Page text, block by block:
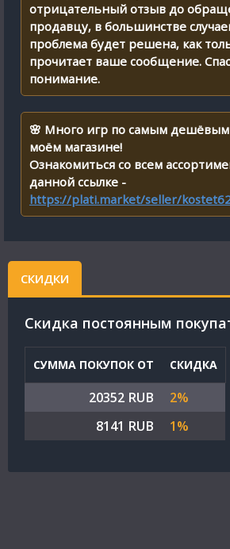
отрицательный отзыв до
продавцу, в большинстве
проблема будет решена, как
прочитает ваше сообщение.
понимание.
🌸 Много игр по самым
моём магазине!
Ознакомиться со всем
данной ссылке -
https://plati.market/seller/
СКИДКИ
Cкидка постоянным
СУММА ПОКУПОК ОТ СКИДКА
20352 RUB
2%
8141 RUB
1%